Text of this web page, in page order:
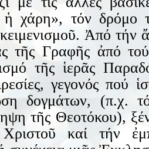
χάρη», τόν δρόμο
Ἀπό τήν
τῆς Γραφῆς ἀπό
τῆς ἱερᾶς
γεγονός πού
δογμάτων, (π.χ.
τῆς Θεοτόκου),
καί τήν